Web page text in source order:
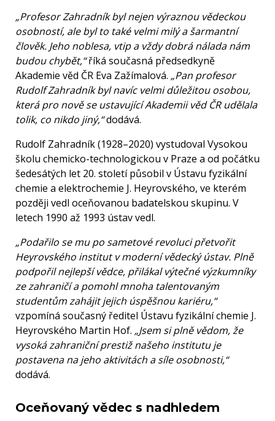
„Profesor Zahradník byl nejen výraznou vědeckou
osobností, ale byl to také velmi milý a šarmantní
člověk. Jeho noblesa, vtip a vždy dobrá nálada nám
budou chybět,“říká současná předsedkyně
Akademie věd ČR Eva Zažímalová. „Pan profesor
Rudolf Zahradník byl navíc velmi důležitou osobou,
která pro nově se ustavující Akademii věd ČR udělala
tolik, co nikdo jiný,“dodává.
Rudolf Zahradník (1928–2020) vystudoval Vysokou
školu chemicko-technologickou v Praze a od počátku
šedesátých let 20. století působil v Ústavu fyzikální
chemie a elektrochemie J. Heyrovského, ve kterém
později vedl oceňovanou badatelskou skupinu. V
letech 1990 až 1993 ústav vedl.
„Podařilo se mu po sametové revoluci přetvořit
Heyrovského institut v moderní vědecký ústav. Plně
podpořil nejlepší vědce, přilákal výtečné výzkumníky
ze zahraničí a pomohl mnoha talentovaným
studentům zahájit jejich úspěšnou kariéru,“
vzpomíná současný ředitel Ústavu fyzikální chemie J.
Heyrovského Martin Hof. „Jsem si plně vědom, že
vysoká zahraniční prestiž našeho institutu je
postavena na jeho aktivitách a síle osobnosti,“
dodává.
Oceňovaný vědec s nadhledem